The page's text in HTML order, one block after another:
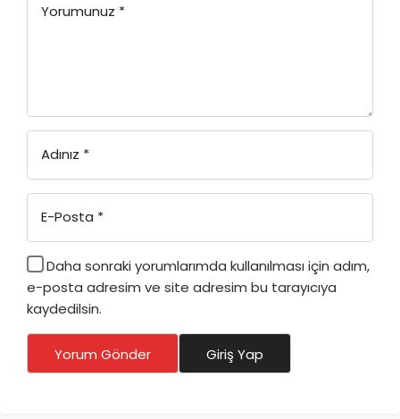
Yorumunuz *
Adınız *
E-Posta *
Daha sonraki yorumlarımda kullanılması için adım,
e-posta adresim ve site adresim bu tarayıcıya
kaydedilsin.
Yorum Gönder Giriş Yap